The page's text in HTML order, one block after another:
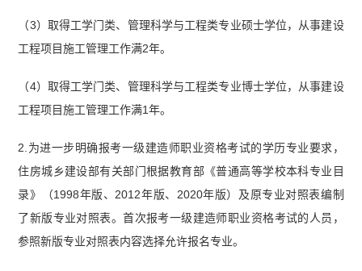
（3）取得工学门类、管理科学与工程类专业硕士学位，从事建设
工程项目施工管理工作满2年。
（4）取得工学门类、管理科学与工程类专业博士学位，从事建设
工程项目施工管理工作满1年。
2.为进一步明确报考一级建造师职业资格考试的学历专业要求，
住房城乡建设部有关部门根据教育部《普通高等学校本科专业目
录》（1998年版、2012年版、2020年版）及原专业对照表编制
了新版专业对照表。首次报考一级建造师职业资格考试的人员，
参照新版专业对照表内容选择允许报名专业。